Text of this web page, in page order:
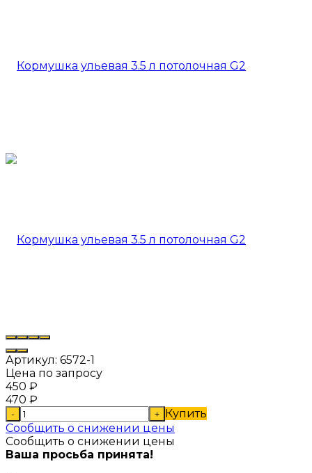
Артикул: 6572-1
Цена по запросу
450 ₽
470 ₽
- + Купить
Сообщить о снижении цены
Сообщить о снижении цены
Ваша просьба принята!